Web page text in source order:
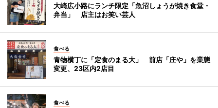
大崎広小路にランチ限定「魚沼しょうが焼き食堂・
弁当」 店主はお笑い芸人
食べる
青物横丁に「定食のまる大」 前店「庄や」を業態
変更、23区内2店目
食べる